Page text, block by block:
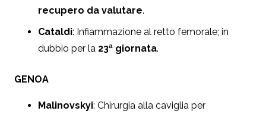
recupero da valutare.
Cataldi: Infiammazione al retto femorale; in
dubbio per la 23ª giornata.
GENOA
Malinovskyi: Chirurgia alla caviglia per